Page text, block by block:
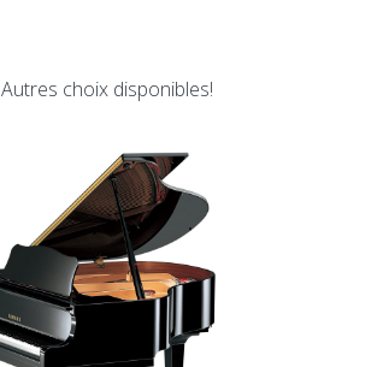
Autres choix disponibles!